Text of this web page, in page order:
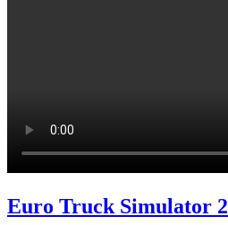
Euro Truck Simulator 2